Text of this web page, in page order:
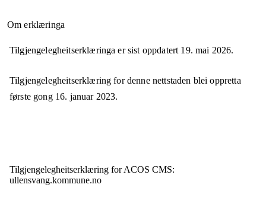
Om erklæringa
Tilgjengelegheitserklæringa er sist oppdatert 19. mai 2026.
Tilgjengelegheitserklæring for denne nettstaden blei oppretta
første gong 16. januar 2023.
Tilgjengelegheits­erklæring forACOS CMS:
ullensvang.kommune.no